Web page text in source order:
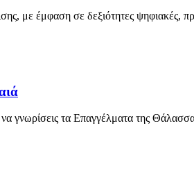
με έμφαση σε δεξιότητες ψηφιακές,
τα Επαγγέλματα της